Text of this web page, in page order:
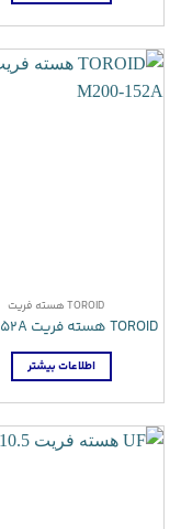
TOROID هسته فریت
TOROID هسته فریت M200-152A
اطلاعات بیشتر